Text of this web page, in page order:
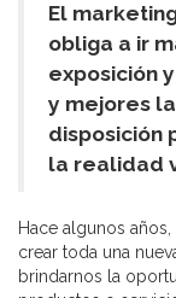
El
obliga a ir
exposición
y mejores
disposición
la realidad
Hace algunos años,
crear toda una
brindarnos la